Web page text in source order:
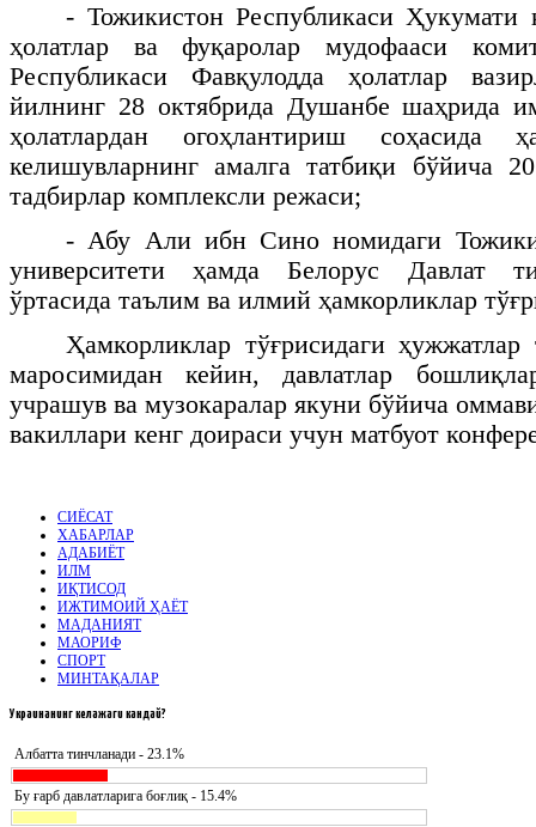
- Тожикистон Республикаси Ҳукумати
ҳолатлар ва фуқаролар мудофааси
Республикаси Фавқулодда ҳолатлар
йилнинг 28 октябрида Душанбе шаҳрида
ҳолатлардан огоҳлантириш соҳасида
келишувларнинг амалга татбиқи бўйича
тадбирлар комплексли режаси;
- Абу Али ибн Сино номидаги
университети ҳамда Белорус Давлат
ўртасида таълим ва илмий ҳамкорликлар
Ҳамкорликлар тўғрисидаги
маросимидан кейин, давлатлар
учрашув ва музокаралар якуни бўйича
вакиллари кенг доираси учун матбуот
СИЁСАТ
ХАБАРЛАР
АДАБИЁТ
ИЛМ
ИҚТИСОД
ИЖТИМОИЙ ҲАЁТ
МАДАНИЯТ
МАОРИФ
СПОРТ
МИНТАҚАЛАР
Украинанингкелажаги кандай?
Албатта тинчланади - 23.1%
Бу ғарб давлатларига боғлиқ - 15.4%